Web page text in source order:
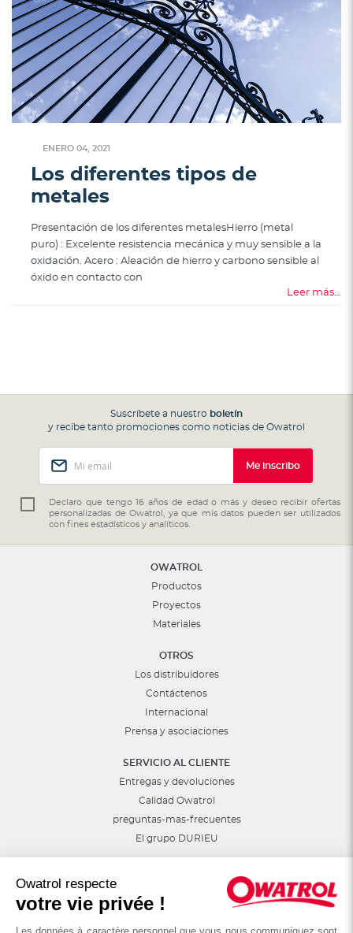
Owatrol respecte
votre vie privée !
ENERO 04, 2021
Los diferentes tipos de
metales
Presentación de los diferentes metalesHierro (metal
puro) : Excelente resistencia mecánica y muy sensible a la
oxidación. Acero : Aleaci´ón de hierro y carbono sensible al
óxido en contacto con
Leer más...
Suscríbete a nuestro boletín
y recibe tanto promociones como noticias de Owatrol
nuestro
boletín
de
Me inscribo
Declaro que tengo 16 años de edad o más y deseo recibir ofertas
personalizadas de Owatrol, ya que mis datos pueden ser utilizados
con fines estadísticos y analíticos.
OWATROL
Productos
Proyectos
Materiales
OTROS
Los distribuidores
Contáctenos
Internacional
Prensa y asociaciones
SERVICIO AL CLIENTE
Entregas y devoluciones
Calidad Owatrol
preguntas-mas-frecuentes
El grupo DURIEU
Síguenos en las redes sociales
Consejos, sorteos, promociones...